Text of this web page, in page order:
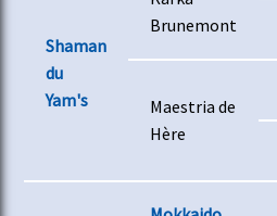
Shaman
du
Yam's
Brunemont
Maestria de
Hère